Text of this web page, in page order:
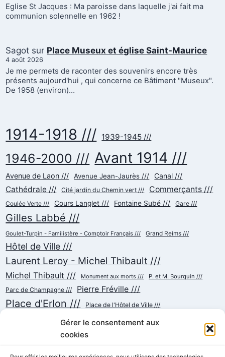
Gérer le consentement aux
cookies
Eglise St Jacques : Ma paroisse dans laquelle j'ai fait ma
communion solennelle en 1962 !
Sagot sur Place Museux et église Saint-Maurice
4 août 2026
Je me permets de raconter des souvenirs encore très
présents aujourd'hui , qui concerne ce Bâtiment "Museux".
De 1958 (environ)…
1914-1918 /// 1939-1945 ///
1946-2000 /// Avant 1914 ///
Avenue de Laon /// Avenue Jean-Jaurès /// Canal ///
Cathédrale /// Cité jardin du Chemin vert /// Commerçants ///
Coulée Verte /// Cours Langlet /// Fontaine Subé /// Gare ///
Gilles Labbé ///
Goulet-Turpin - Familistère - Comptoir Français /// Grand Reims ///
Hôtel de Ville ///
Laurent Leroy - Michel Thibault ///
Michel Thibault /// Monument aux morts /// P. et M. Bourquin ///
Parc de Champagne /// Pierre Fréville ///
Place d'Erlon /// Place de l'Hôtel de Ville ///
Place de la République /// Place du Cardinal Luçon ///
Place du Forum/des Marchés ///